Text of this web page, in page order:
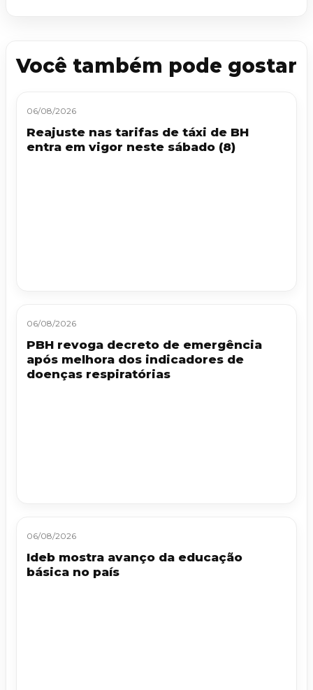
Você também pode gostar
06/08/2026
Reajuste nas tarifas de táxi de BH
entra em vigor neste sábado (8)
06/08/2026
PBH revoga decreto de emergência
após melhora dos indicadores de
doenças respiratórias
06/08/2026
Ideb mostra avanço da educação
básica no país